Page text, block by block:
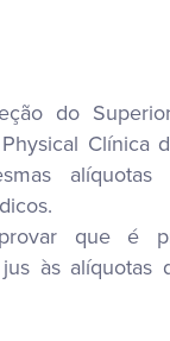
do
Clínica
alíquotas
que é
às alíquotas